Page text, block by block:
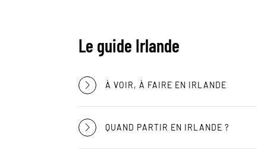
Le guide Irlande
À VOIR, À FAIRE EN IRLANDE
QUAND PARTIR EN IRLANDE ?